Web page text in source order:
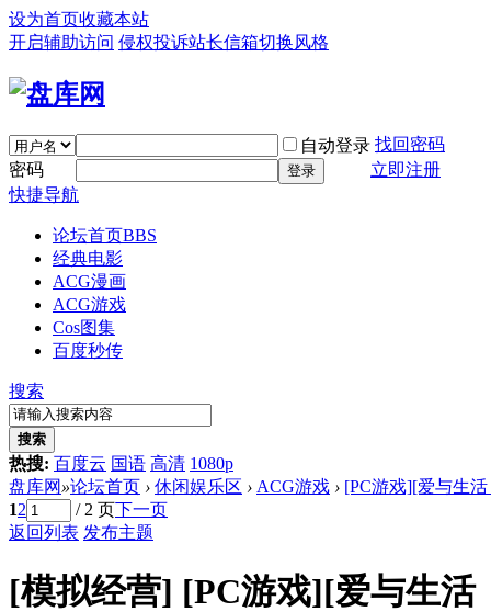
设为首页收藏本站
开启辅助访问 侵权投诉站长信箱切换风格
自动登录 找回密码
密码
登录
立即注册
快捷导航
论坛首页BBS
经典电影
ACG漫画
ACG游戏
Cos图集
百度秒传
搜索
搜索
热搜: 百度云 国语 高清 1080p
盘库网 »论坛首页 › 休闲娱乐区 › ACG游戏 › [PC游戏][爱与生活
12 / 2 页下一页
返回列表 发布主题
[模拟经营] [PC游戏][爱与生活